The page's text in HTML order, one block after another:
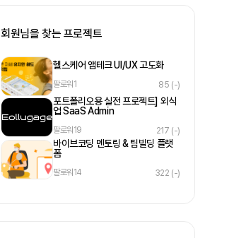
회원님을 찾는 프로젝트
헬스케어 앱테크 UI/UX 고도화
팔로워1 85 (-)
포트폴리오용 실전 프로젝트] 외식
업 SaaS Admin
팔로워19 217 (-)
바이브코딩 멘토링 & 팀빌딩 플랫
폼
팔로워14 322 (-)